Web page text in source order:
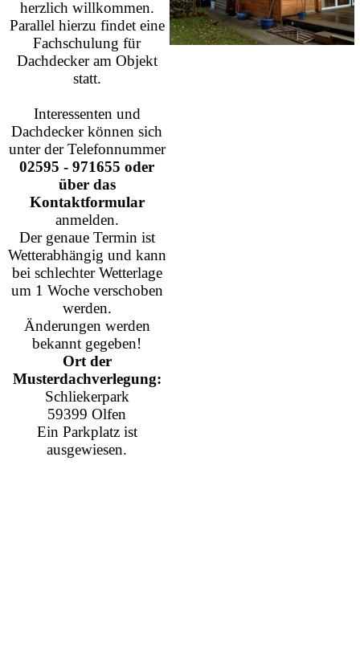
herzlich willkommen.
Parallel hierzu findet eine
Fachschulung für
Dachdecker am Objekt
statt.
Interessenten und
Dachdecker können sich
unter der Telefonnummer
02595 - 971655 oder
über das
Kontaktformular
anmelden.
Der genaue Termin ist
Wetterabhängig und kann
bei schlechter Wetterlage
um 1 Woche verschoben
werden.
Änderungen werden
bekannt gegeben!
Ort der
Musterdachverlegung:
Schliekerpark
59399 Olfen
Ein Parkplatz ist
ausgewiesen.